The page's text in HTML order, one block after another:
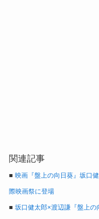
関連記事
■ 映画『盤上の向日葵』坂口
際映画祭に登場
■ 坂口健太郎×渡辺謙『盤上の